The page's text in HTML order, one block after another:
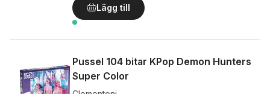
Lägg till
Pussel 104 bitar KPop Demon Hunters
Super Color